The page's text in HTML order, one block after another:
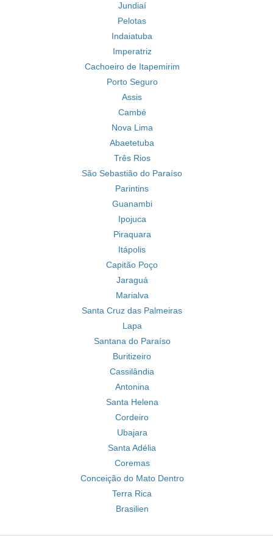
Jundiaí
Pelotas
Indaiatuba
Imperatriz
Cachoeiro de Itapemirim
Porto Seguro
Assis
Cambé
Nova Lima
Abaetetuba
Três Rios
São Sebastião do Paraíso
Parintins
Guanambi
Ipojuca
Piraquara
Itápolis
Capitão Poço
Jaraguá
Marialva
Santa Cruz das Palmeiras
Lapa
Santana do Paraíso
Buritizeiro
Cassilândia
Antonina
Santa Helena
Cordeiro
Ubajara
Santa Adélia
Coremas
Conceição do Mato Dentro
Terra Rica
Brasilien